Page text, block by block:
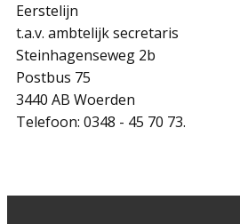
Eerstelijn
t.a.v. ambtelijk secretaris
Steinhagenseweg 2b
Postbus 75
3440 AB Woerden
Telefoon: 0348 - 45 70 73.